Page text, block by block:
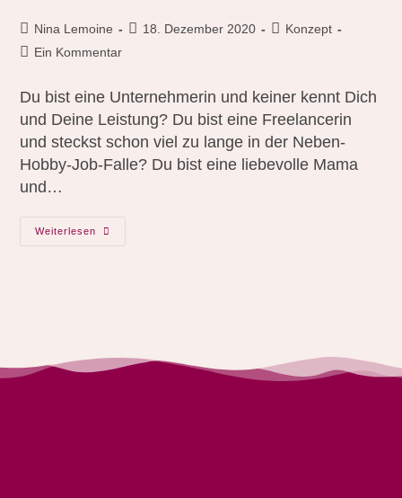
Nina Lemoine 18. Dezember 2020
Konzept
Ein Kommentar
Du bist eine Unternehmerin und keiner kennt Dich
und Deine Leistung? Du bist eine Freelancerin
und steckst schon viel zu lange in der Neben-
Hobby-Job-Falle? Du bist eine liebevolle Mama
und…
Weiterlesen